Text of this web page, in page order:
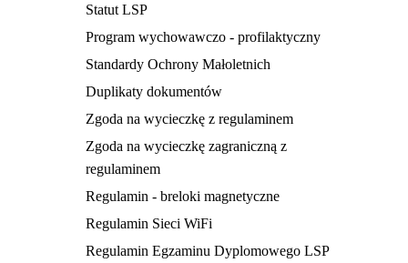
Statut LSP
Program wychowawczo - profilaktyczny
Standardy Ochrony Małoletnich
Duplikaty dokumentów
Zgoda na wycieczkę z regulaminem
Zgoda na wycieczkę zagraniczną z
regulaminem
Regulamin - breloki magnetyczne
Regulamin Sieci WiFi
Regulamin Egzaminu Dyplomowego LSP